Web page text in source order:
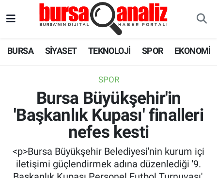
BURSA SİYASET TEKNOLOJİ SPOR EKONOMİ
SPOR
Bursa Büyükşehir'in
'Başkanlık Kupası' finalleri
nefes kesti
<p>Bursa Büyükşehir Belediyesi'nin kurum içi
iletişimi güçlendirmek adına düzenlediği '9.
SPOR
SAĞLIK
Süper Lig Puan Durumu ve Fikstür
Tüm Manşetler
Son Dakika Haberleri